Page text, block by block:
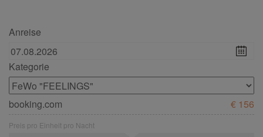
Anreise
Kategorie
booking.com € 156
Preis pro Einheit pro Nacht